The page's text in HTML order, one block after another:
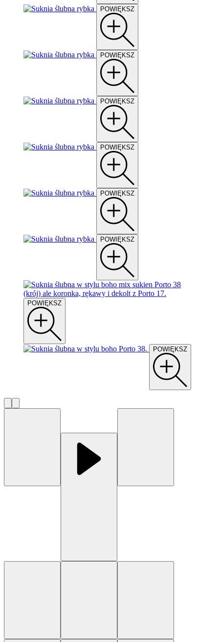
POWIĘKSZ
POWIĘKSZ
POWIĘKSZ
POWIĘKSZ
POWIĘKSZ
POWIĘKSZ
POWIĘKSZ
POWIĘKSZ